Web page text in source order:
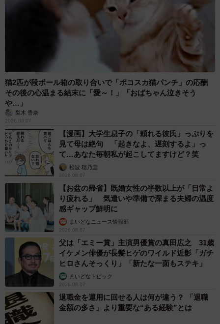
も、高齢者から子どもまで寄せられた意見に一つ一つ真摯
に聞き入り、一緒に解決策を探ろうとする姿勢が共感を呼
否定せずそばで励まし、とことん対等に。そんな高島家
されているのだという。
猫2匹が段ボール箱の取り合いで「ポコスカ猫パンチ」の応酬
その後の心温まる結末に「愛～！」「おばちゃん泣きそう
や…」
梨木 香奈
2026.08.07
【漫画】大学生息子の「頼れる彼氏」っぷりを
見て母は絶句 「起きなよ、遅刻するよ」っ
て…あなた毎朝私が起こしてますけど？笑
松波 穂乃圭
2026.08.07
【お盆の帰省】既婚女性の半数以上が「日常よ
り疲れる」 気遣いや準備で深まる夫婦の温度
感ギャップ鮮明に
まいどなニュース情報部
2026.08.07
父は「エミー賞」主演男優賞の真田広之 31歳
イケメン俳優が長髪ヒゲのワイルド近影「ガチ
ヒロさんそっくり」「新たな一面もステキ」
まいどなトピック
2026.08.07
退職金を運用に回せる人は何が違う？ 「退職
金額の多さ」より重要な“ある経験”とは